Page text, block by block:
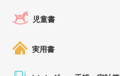
児童書
実用書